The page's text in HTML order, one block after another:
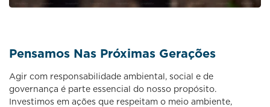
Pensamos Nas Próximas Gerações
Agir com responsabilidade ambiental, social e de
governança é parte essencial do nosso propósito.
Investimos em ações que respeitam o meio ambiente,